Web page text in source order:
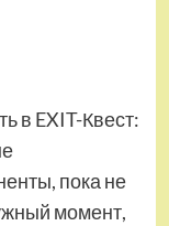
в EXIT-Квест:
пока не
момент,